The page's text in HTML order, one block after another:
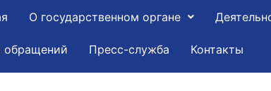
О государственном органе
Пресс-служба Контакты